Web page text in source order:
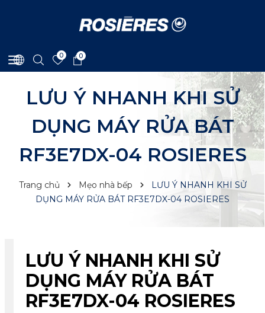
0 0
LƯU Ý NHANH KHI SỬ
DỤNG MÁY RỬA BÁT
RF3E7DX-04 ROSIERES
Trang chủ Mẹo nhà bếp
LƯU Ý NHANH KHI SỬ
DỤNG MÁY RỬA BÁT RF3E7DX-04 ROSIERES
LƯU Ý NHANH KHI SỬ
DỤNG MÁY RỬA BÁT
RF3E7DX-04 ROSIERES